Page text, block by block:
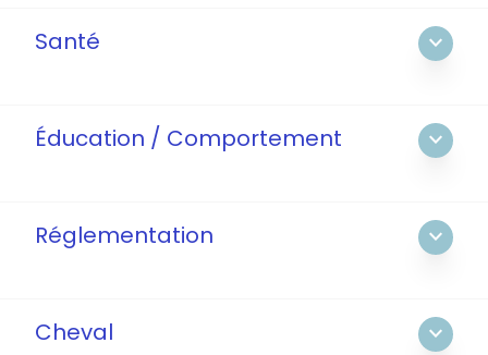
Santé expand_more
Éducation / Comportement expand_more
Réglementation expand_more
Cheval expand_more